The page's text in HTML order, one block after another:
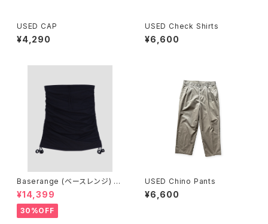
USED CAP
¥4,290
USED Check Shirts
¥6,600
Baserange (ベースレンジ) PI
CTORIAL SKIRT (BLACK)
¥14,399
30%OFF
USED Chino Pants
¥6,600